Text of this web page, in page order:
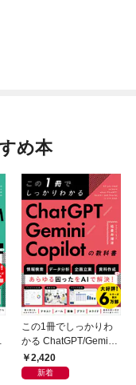
め本
この1冊でしっかりわ
かる ChatGPT/Gemini/
Copilotの教科書
2,420
新着